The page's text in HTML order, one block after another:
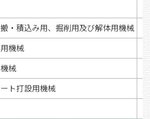
・積込み用、掘削用及び解体用機械
機械
械
ト打設用機械